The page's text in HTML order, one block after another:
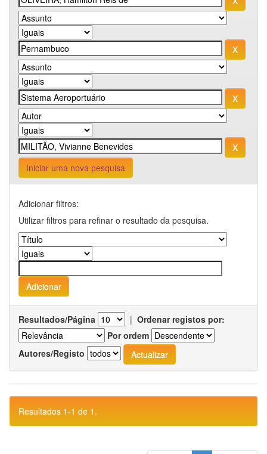
Iniciar uma nova pesquisa
Adicionar filtros:
Utilizar filtros para refinar o resultado da pesquisa.
Resultados/Página | Ordenar registos por:
Por ordem
Autores/Registo
Resultados 1-1 de 1.